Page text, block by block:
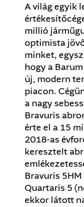
A világ egyik
millió
optimista
minket,
hogy a
új, modern
piacon.
a nagy
Bravuris
érte el a 15
2018-as
keresztelt
Bravuris
Quartaris 5
ekkor látott